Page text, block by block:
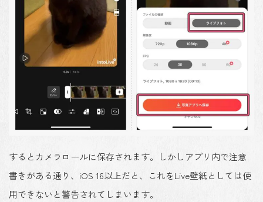
するとカメラロールに保存されます。しかしアプリ内で注意
書きがある通り、iOS 16以上だと、これをLive壁紙としては使
用できないと警告されてしまいます。